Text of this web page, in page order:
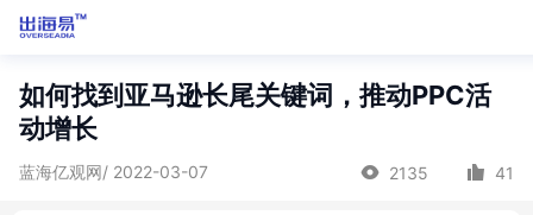
如何找到亚马逊长尾关键词，推动PPC活
动增长
蓝海亿观网/ 2022-03-07 2135 41